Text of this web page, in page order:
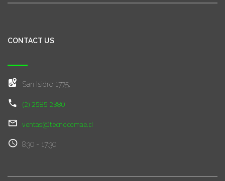
CONTACT US
San Isidro 1775,
(2) 2585 2380
ventas@tecnocomae.cl
8:30 - 17:30